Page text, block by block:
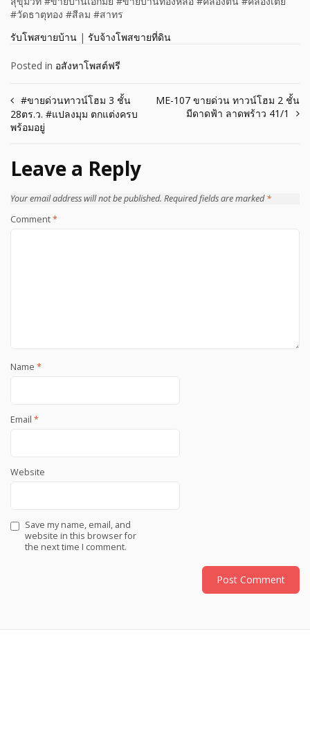
#วัดธาตุทอง #สีลม #สาทร
รับโพสขายบ้าน | รับจ้างโพสขายที่ดิน
Posted in อสังหาโพสต์ฟรี
Post
navigation
#ขายด่วนทาวน์โฮม 3 ชั้น
28ตร.ว. #แปลงมุม ตกแต่งครบ
พร้อมอยู่
ME-107 ขายด่วน ทาวน์โฮม 2 ชั้น
มีดาดฟ้า ลาดพร้าว 41/1
Leave a Reply
Your email address will not be published. Required fields are marked*
Comment*
Name *
Email *
Website
Save my name, email, and
website in this browser for
the next time I comment.